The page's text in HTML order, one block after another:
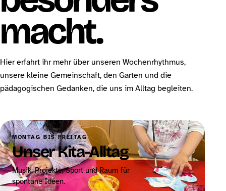
macht.
Hier erfahrt ihr mehr über unseren Wochenrhythmus,
unsere kleine Gemeinschaft, den Garten und die
pädagogischen Gedanken, die uns im Alltag begleiten.
MONTAG BIS FREITAG
Unser Kita-Alltag
Musik, Projekte, Sport und Raum für
spontane Ideen.